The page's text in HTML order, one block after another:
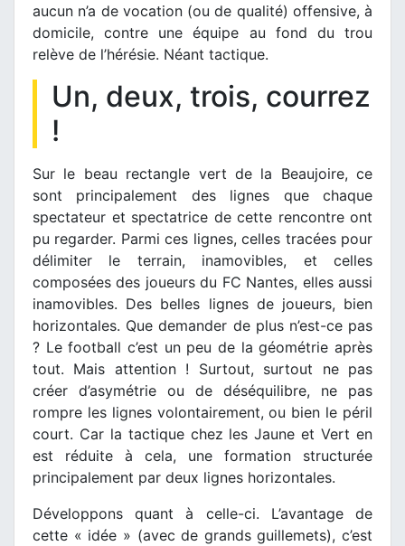
aucun n’a de vocation (ou de qualité) offensive, à
domicile, contre une équipe au fond du trou
relève de l’hérésie. Néant tactique.
Un, deux, trois, courrez
!
Sur le beau rectangle vert de la Beaujoire, ce
sont principalement des lignes que chaque
spectateur et spectatrice de cette rencontre ont
pu regarder. Parmi ces lignes, celles tracées pour
délimiter le terrain, inamovibles, et celles
composées des joueurs du FC Nantes, elles aussi
inamovibles. Des belles lignes de joueurs, bien
horizontales. Que demander de plus n’est-ce pas
? Le football c’est un peu de la géométrie après
tout. Mais attention ! Surtout, surtout ne pas
créer d’asymétrie ou de déséquilibre, ne pas
rompre les lignes volontairement, ou bien le péril
court. Car la tactique chez les Jaune et Vert en
est réduite à cela, une formation structurée
principalement par deux lignes horizontales.
Développons quant à celle-ci. L’avantage de
cette « idée » (avec de grands guillemets), c’est